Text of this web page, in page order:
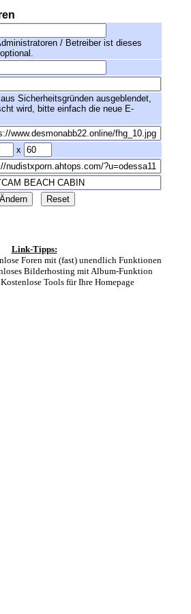
/ Betreiber ist dieses
Sicherheitsgründen ausgeblendet,
wird, bitte einfach die neue E-
x
Link-Tipps:
Foren mit (fast) unendlich Funktionen
Bilderhosting mit Album-Funktion
Tools für Ihre Homepage